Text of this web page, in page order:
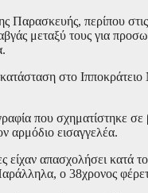
Παρασκευής, περίπου
μεταξύ τους για
στο
που σχηματίστηκε
αρμόδιο εισαγγελέα.
απασχολήσει κατά
ο 38χρονος